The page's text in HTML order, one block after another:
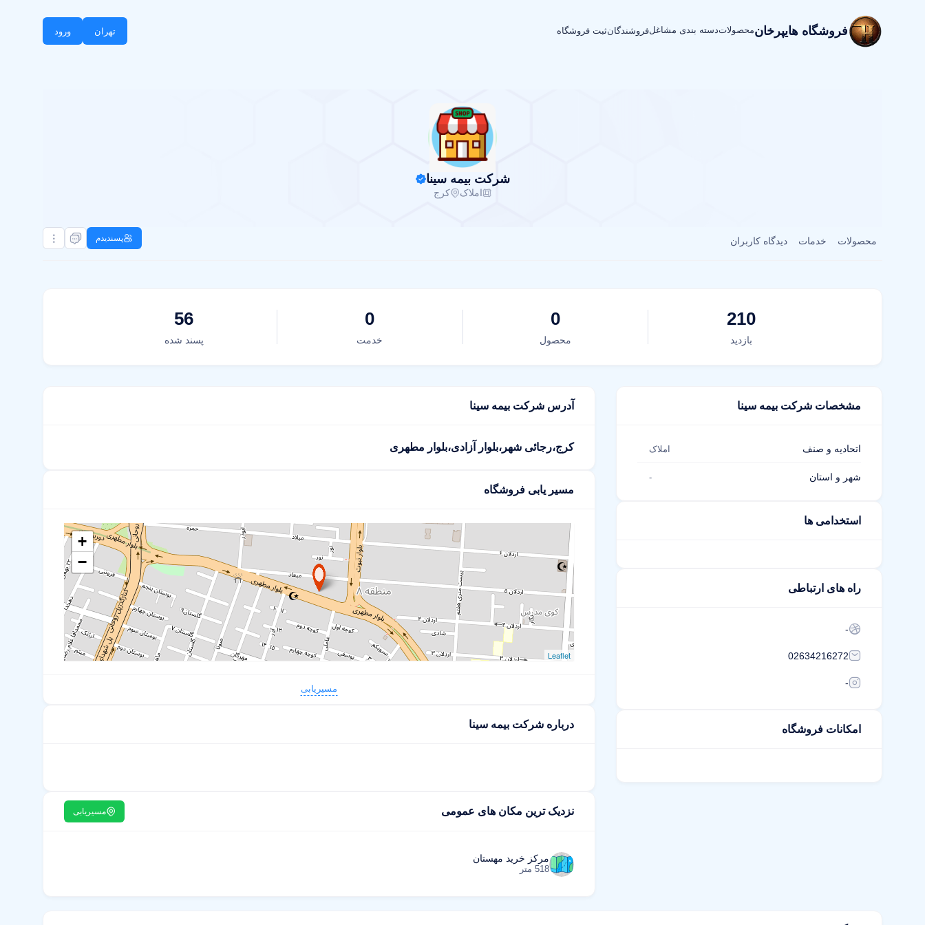
فروشگاه هایپرخانمحصولاتدسته بندی مشاغلفروشندگانثبت فروشگاه تهران ورود
شرکت بیمه سینا
املاک کرج
محصولات خدمات دیدگاه کاربران پسندیدم
210
بازدید
0
محصول
0
خدمت
56
پسند شده
مشخصات شرکت بیمه سینا
اتحادیه و صنف املاک
شهر و استان -
استخدامی ها
راه های ارتباطی
-
02634216272
-
امکانات فروشگاه
آدرس شرکت بیمه سینا
کرج،رجائی شهر،بلوار آزادی،بلوار مطهری
مسیر یابی فروشگاه
+
−
Leaflet
مسیریابی
درباره شرکت بیمه سینا
نزدیک ترین مکان های عمومی مسیریابی
مرکز خرید مهستان
518 متر